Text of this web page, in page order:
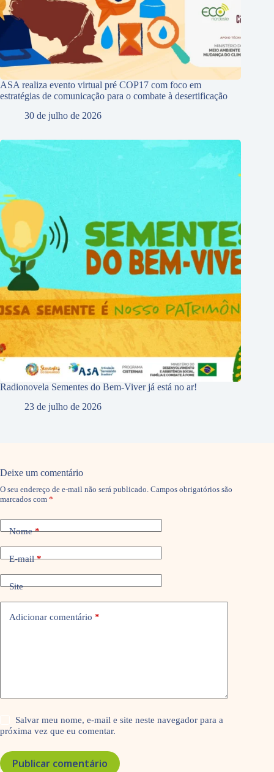
ASA realiza evento virtual pré COP17 com foco em
estratégias de comunicação para o combate à desertificação
30 de julho de 2026
Radionovela Sementes do Bem-Viver já está no ar!
23 de julho de 2026
Deixe um comentário
O seu endereço de e-mail não será publicado. Campos obrigatórios são
marcados com *
Nome*
E-mail*
Site
Adicionar comentário *
Salvar meu nome, e-mail e site neste navegador para a
próxima vez que eu comentar.
Publicar comentário